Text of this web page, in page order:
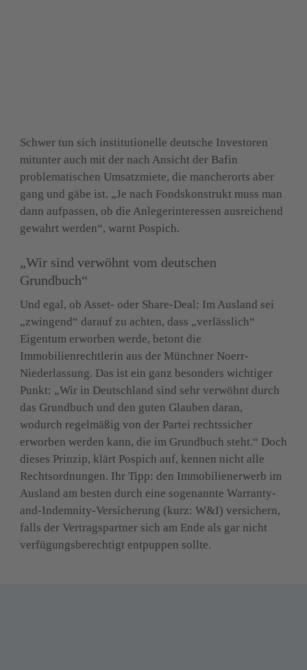
Schwer tun sich institutionelle deutsche Investoren
mitunter auch mit der nach Ansicht der Bafin
problematischen Umsatzmiete, die mancherorts aber
gang und gäbe ist. „Je nach Fondskonstrukt muss man
dann aufpassen, ob die Anlegerinteressen ausreichend
gewahrt werden“, warnt Pospich.
„Wir sind verwöhnt vom deutschen
Grundbuch“
Und egal, ob Asset- oder Share-Deal: Im Ausland sei
„zwingend“ darauf zu achten, dass „verlässlich“
Eigentum erworben werde, betont die
Immobilienrechtlerin aus der Münchner Noerr-
Niederlassung. Das ist ein ganz besonders wichtiger
Punkt: „Wir in Deutschland sind sehr verwöhnt durch
das Grundbuch und den guten Glauben daran,
wodurch regelmäßig von der Partei rechtssicher
erworben werden kann, die im Grundbuch steht.“ Doch
dieses Prinzip, klärt Pospich auf, kennen nicht alle
Rechtsordnungen. Ihr Tipp: den Immobilienerwerb im
Ausland am besten durch eine sogenannte Warranty-
and-Indemnity-Versicherung (kurz: W&I) versichern,
falls der Vertragspartner sich am Ende als gar nicht
verfügungsberechtigt entpuppen sollte.